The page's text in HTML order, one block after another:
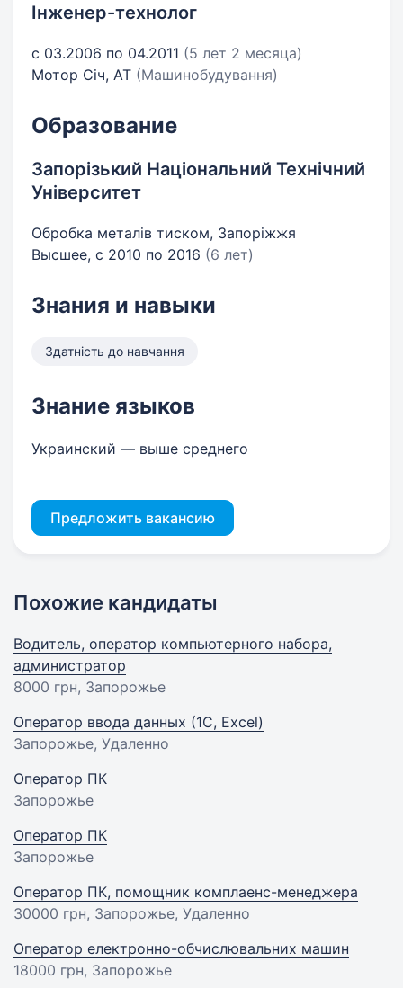
Інженер-технолог
с 03.2006 по 04.2011 (5 лет 2 месяца)
Мотор Січ, АТ (Машинобудування)
Образование
Запорізький Національний Технічний
Університет
Обробка металів тиском, Запоріжжя
Высшее, с 2010 по 2016 (6 лет)
Знания и навыки
Здатність до навчання
Знание языков
Украинский — выше среднего
Предложить вакансию
Похожие кандидаты
Водитель, оператор компьютерного набора,
администратор
8000 грн, Запорожье
Оператор ввода данных (1С, Excel)
Запорожье, Удаленно
Оператор ПК
Запорожье
Оператор ПК
Запорожье
Оператор ПК, помощник комплаенс-менеджера
30000 грн, Запорожье, Удаленно
Оператор електронно-обчислювальних машин
18000 грн, Запорожье